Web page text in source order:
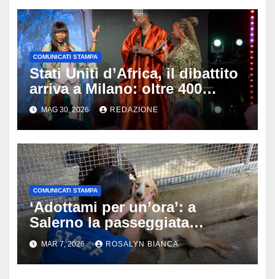
COMUNICATI STAMPA
Stati Uniti d’Africa, il dibattito
arriva a Milano: oltre 400
persone all’Africa Day 2026
MAG 30, 2026 REDAZIONE
COMUNICATI STAMPA
‘Adottami per un’ora’: a
Salerno la passeggiata
solidale con i cani del canile
MAR 7, 2026 ROSALYN BIANCA